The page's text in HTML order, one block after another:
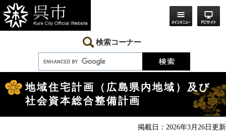
ー
ジ
の
ニ
ュ
ー
本
検索コーナー
文
地域住宅計画（広島県内地域）及び
社会資本総合整備計画
掲載日：2026年3月26日更新